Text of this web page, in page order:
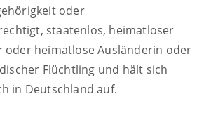
oder
staatenlos, heimatloser
oder heimatlose Ausländerin oder
Flüchtling und hält sich
in Deutschland auf.